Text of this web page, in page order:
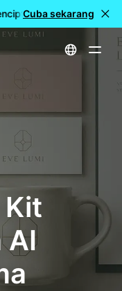
video
Cuba sekarang
Kit
AI